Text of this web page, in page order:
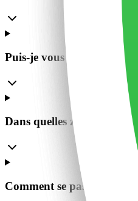
Puis-je vous contacter la
Dans quelles zones
Comment se passe la